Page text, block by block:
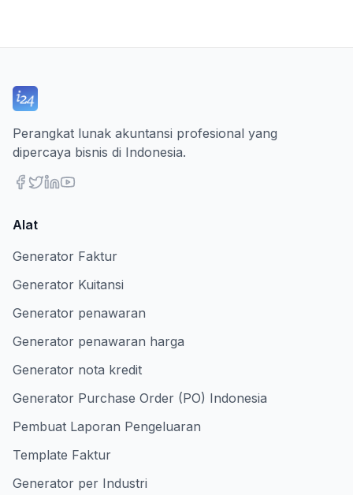
Perangkat lunak akuntansi profesional yang
dipercaya bisnis di Indonesia.
Alat
Generator Faktur
Generator Kuitansi
Generator penawaran
Generator penawaran harga
Generator nota kredit
Generator Purchase Order (PO) Indonesia
Pembuat Laporan Pengeluaran
Template Faktur
Generator per Industri